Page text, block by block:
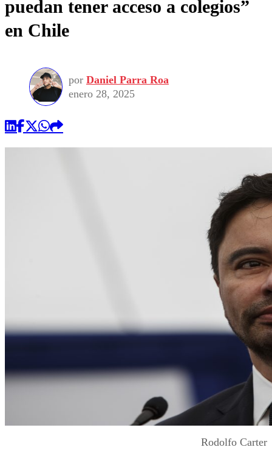
puedan tener acceso a colegios”
en Chile
por Daniel Parra Roa
enero 28, 2025
Rodolfo Carter